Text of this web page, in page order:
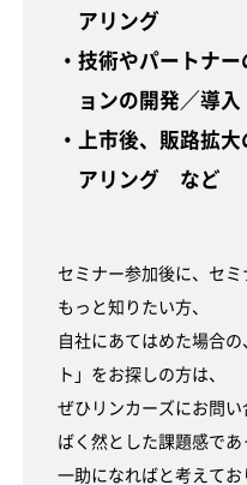
アリング
・技術やパートナ
ョンの開発／導入
・上市後、販路拡
アリング など
セミナー参加後に、セ
もっと知りたい方、
自社にあてはめた場合
ト」をお探しの方は、
ぜひリンカーズにお問い
ばく然とした課題感で
一助になればと考えてお